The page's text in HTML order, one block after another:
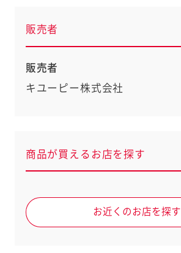
販売者
販売者
キユーピー株式会社
商品が買えるお店を探す
お近くのお店を探す